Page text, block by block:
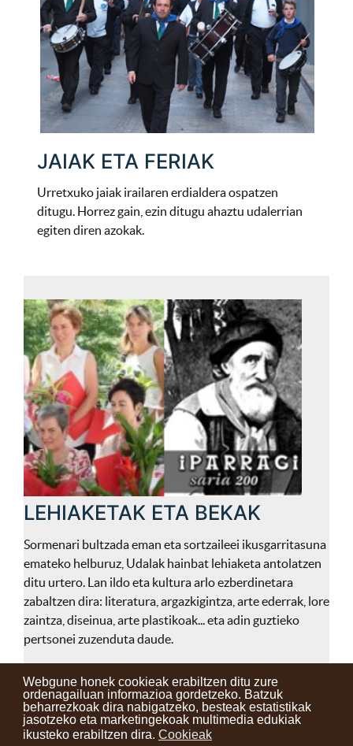
Webgune honek cookieak erabiltzen ditu zure
ordenagailuan informazioa gordetzeko. Batzuk
beharrezkoak dira nabigatzeko, besteak estatistikak
jasotzeko eta marketingekoak multimedia edukiak
ikusteko erabiltzen dira. Cookieak
JAIAK ETA FERIAK
Urretxuko jaiak irailaren erdialdera ospatzen
ditugu. Horrez gain, ezin ditugu ahaztu udalerrian
egiten diren azokak.
LEHIAKETAK ETA BEKAK
Sormenari bultzada eman eta sortzaileei ikusgarritasuna
emateko helburuz, Udalak hainbat lehiaketa antolatzen
ditu urtero. Lan ildo eta kultura arlo ezberdinetara
zabaltzen dira: literatura, argazkigintza, arte ederrak, lore
zaintza, diseinua, arte plastikoak... eta adin guztieko
pertsonei zuzenduta daude.
Kontaktuak Erabilera baldintzak Lege oharra
Berriak
Zure iritzia